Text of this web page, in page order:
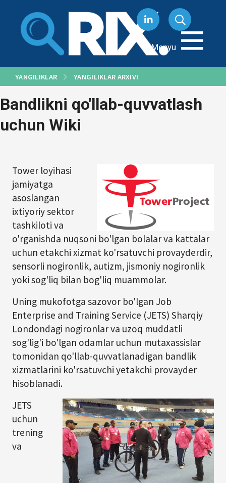
Menyu
YANGILIKLAR YANGILIKLAR ARXIVI
Bandlikni qo'llab-quvvatlash
uchun Wiki
Tower loyihasi
jamiyatga
asoslangan
ixtiyoriy sektor
tashkiloti va
o'rganishda nuqsoni bo'lgan bolalar va kattalar
uchun etakchi xizmat ko'rsatuvchi provayderdir,
sensorli nogironlik, autizm, jismoniy nogironlik
yoki sog'liq bilan bog'liq muammolar.
Uning mukofotga sazovor bo'lgan Job
Enterprise and Training Service (JETS) Sharqiy
Londondagi nogironlar va uzoq muddatli
sog'lig'i bo'lgan odamlar uchun mutaxassislar
tomonidan qo'llab-quvvatlanadigan bandlik
xizmatlarini ko'rsatuvchi yetakchi provayder
hisoblanadi.
JETS
uchun
trening
va